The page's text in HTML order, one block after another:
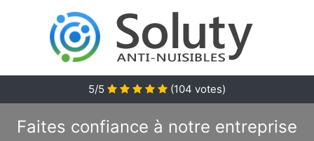
5/5 (104 votes)
Faites confiance à notre entreprise